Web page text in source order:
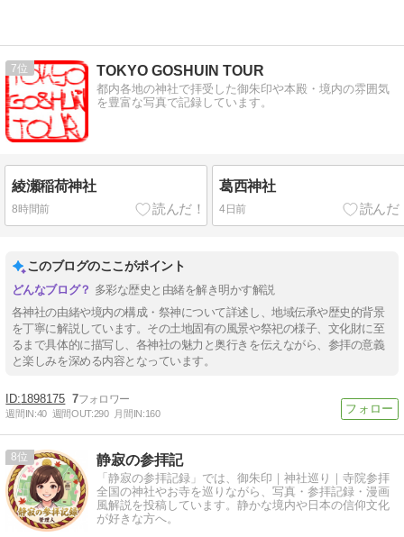
7 TOKYO GOSHUIN TOUR
都内各地の神社で拝受した御朱印や本殿・境内の雰囲気
を豊富な写真で記録しています。
綾瀬稲荷神社
8時間前
葛西神社
4日前
このブログのここがポイント
多彩な歴史と由緒を解き明かす解説
各神社の由緒や境内の構成・祭神について詳述し、地域伝承や歴史的背景
を丁寧に解説しています。その土地固有の風景や祭祀の様子、文化財に至
るまで具体的に描写し、各神社の魅力と奥行きを伝えながら、参拝の意義
と楽しみを深める内容となっています。
1898175 7
週間IN:40 週間OUT:290 月間IN:160
8 静寂の参拝記
「静寂の参拝記録」では、御朱印｜神社巡り｜寺院参拝
全国の神社やお寺を巡りながら、写真・参拝記録・漫画
風解説を投稿しています。静かな境内や日本の信仰文化
が好きな方へ。